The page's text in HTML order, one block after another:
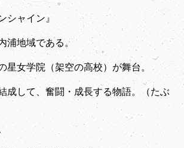
シャイン』
浦地域である。
星女学院（架空の高校）が舞台。
成して、奮闘・成長する物語。（たぶ